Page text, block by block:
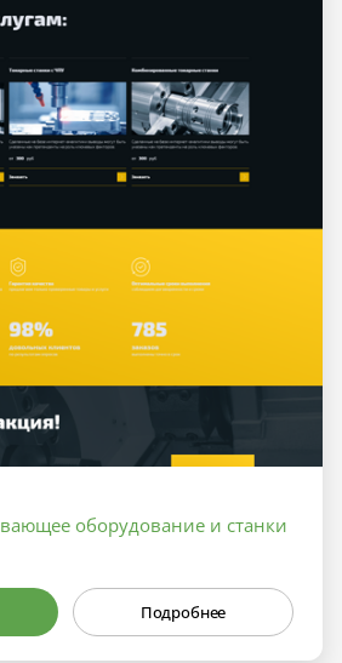
оборудование и станки
Подробнее